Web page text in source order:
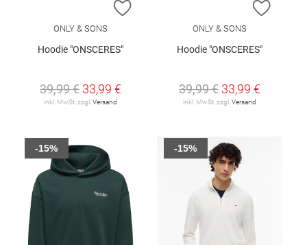
ZUR WUNSCHLISTE HINZUFÜGEN
ONLY & SONS
Hoodie "ONSCERES"
39,99 € 33,99 €
inkl. MwSt. zzgl. Versand
ZUR
ONLY & SONS
Hoodie "ONSCERES"
39,99 € 33,99 €
inkl. MwSt. zzgl. Versand
-15% -15%